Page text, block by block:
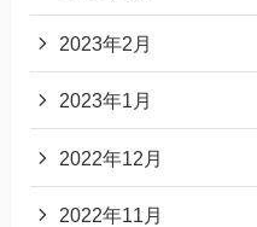
2023年2月
2023年1月
2022年12月
2022年11月